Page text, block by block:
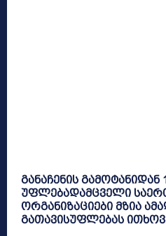
განაჩენის
უფლებადამცველი
ორგანიზაციები მზია
გათავისუფლებას